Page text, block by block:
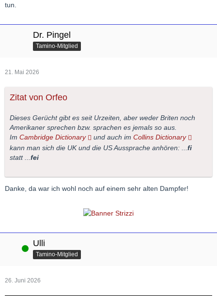
tun.
Dr. Pingel
Tamino-Mitglied
21. Mai 2026
Zitat von Orfeo
Dieses Gerücht gibt es seit Urzeiten, aber weder Briten noch
Amerikaner sprechen bzw. sprachen es jemals so aus.
Im Cambridge Dictionary und auch im Collins Dictionary
kann man sich die UK und die US Aussprache anhören: ... fi
statt ... fei
Danke, da war ich wohl noch auf einem sehr alten Dampfer!
Online Ulli
Tamino-Mitglied
26. Juni 2026